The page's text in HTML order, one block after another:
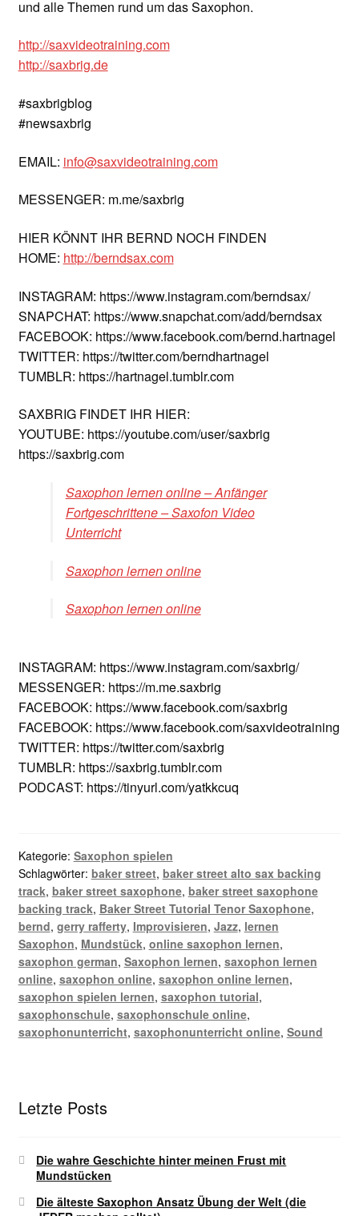
und alle Themen rund um das Saxophon.
http://saxvideotraining.com
http://saxbrig.de
#saxbrigblog
#newsaxbrig
EMAIL: info@saxvideotraining.com
MESSENGER: m.me/saxbrig
HIER KÖNNT IHR BERND NOCH FINDEN
HOME: http://berndsax.com
INSTAGRAM: https://www.instagram.com/berndsax/
SNAPCHAT: https://www.snapchat.com/add/berndsax
FACEBOOK: https://www.facebook.com/bernd.hartnagel
TWITTER: https://twitter.com/berndhartnagel
TUMBLR: https://hartnagel.tumblr.com
SAXBRIG FINDET IHR HIER:
YOUTUBE: https://youtube.com/user/saxbrig
https://saxbrig.com
Saxophon lernen online – Anfänger
Fortgeschrittene – Saxofon Video
Unterricht
Saxophon lernen online
Saxophon lernen online
INSTAGRAM: https://www.instagram.com/saxbrig/
MESSENGER: https://m.me.saxbrig
FACEBOOK: https://www.facebook.com/saxbrig
FACEBOOK: https://www.facebook.com/saxvideotraining
TWITTER: https://twitter.com/saxbrig
TUMBLR: https://saxbrig.tumblr.com
PODCAST: https://tinyurl.com/yatkkcuq
Kategorie: Saxophon spielen
Schlagwörter: baker street, baker street alto sax backing
track, baker street saxophone, baker street saxophone
backing track, Baker Street Tutorial Tenor Saxophone,
bernd, gerry rafferty, Improvisieren, Jazz, lernen
Saxophon, Mundstück, online saxophon lernen,
saxophon german, Saxophon lernen, saxophon lernen
online, saxophon online, saxophon online lernen,
saxophon spielen lernen, saxophon tutorial,
saxophonschule, saxophonschule online,
saxophonunterricht, saxophonunterricht online, Sound
Letzte Posts
Die wahre Geschichte hinter meinen Frust mit
Mundstücken
Die älteste Saxophon Ansatz Übung der Welt (die